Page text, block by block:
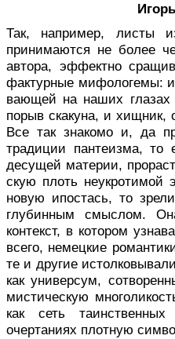
Так, например, листы
принимаются не более
автора, эффектно
фактурные мифологемы: и
вающей на наших глазах
порыв скакуна, и
Все так знакомо и, да
традиции пантеизма, то
десущей материи,
скую плоть
новую ипостась, то
глубинным смыслом.
контекст, в котором
всего, немецкие
те и другие
как универсум,
мистическую
как сеть
очертаниях плот­ную